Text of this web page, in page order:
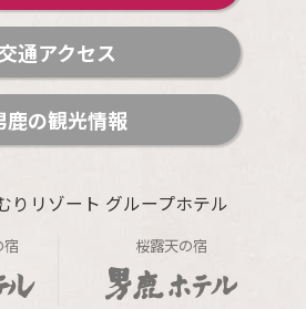
交通アクセス
鹿の観光情報
りリゾート グループホテル
桜露天の宿